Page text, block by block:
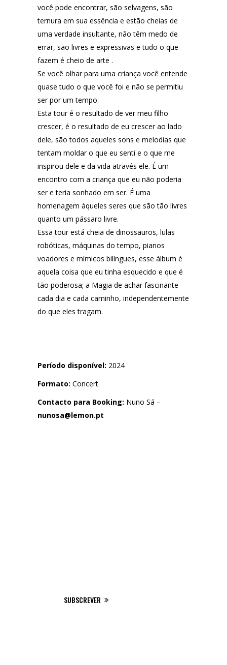
você pode encontrar, são selvagens, são
ternura em sua essência e estão cheias de
uma verdade insultante, não têm medo de
errar, são livres e expressivas e tudo o que
fazem é cheio de arte .
Se você olhar para uma criança você entende
quase tudo o que você foi e não se permitiu
ser por um tempo.
Esta tour é o resultado de ver meu filho
crescer, é o resultado de eu crescer ao lado
dele, são todos aqueles sons e melodias que
tentam moldar o que eu senti e o que me
inspirou dele e da vida através ele. É um
encontro com a criança que eu não poderia
ser e teria sonhado em ser. É uma
homenagem àqueles seres que são tão livres
quanto um pássaro livre.
Essa tour está cheia de dinossauros, lulas
robóticas, máquinas do tempo, pianos
voadores e mímicos bilíngues, esse álbum é
aquela coisa que eu tinha esquecido e que é
tão poderosa; a Magia de achar fascinante
cada dia e cada caminho, independentemente
do que eles tragam.
Período disponível: 2024
Formato: Concert
Contacto para Booking: Nuno Sá –
nunosa@lemon.pt
SUBSCREVER